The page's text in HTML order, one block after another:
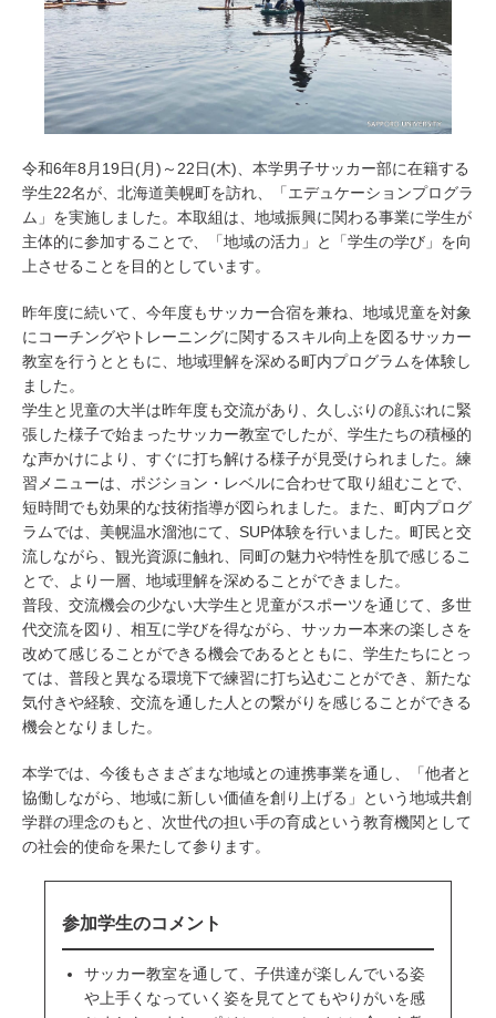
令和6年8月19日(月)～22日(木)、本学男子サッカー部に在籍する
学生22名が、北海道美幌町を訪れ、「エデュケーションプログラ
ム」を実施しました。本取組は、地域振興に関わる事業に学生が
主体的に参加することで、「地域の活力」と「学生の学び」を向
上させることを目的としています。
昨年度に続いて、今年度もサッカー合宿を兼ね、地域児童を対象
にコーチングやトレーニングに関するスキル向上を図るサッカー
教室を行うとともに、地域理解を深める町内プログラムを体験し
ました。
学生と児童の大半は昨年度も交流があり、久しぶりの顔ぶれに緊
張した様子で始まったサッカー教室でしたが、学生たちの積極的
な声かけにより、すぐに打ち解ける様子が見受けられました。練
習メニューは、ポジション・レベルに合わせて取り組むことで、
短時間でも効果的な技術指導が図られました。また、町内プログ
ラムでは、美幌温水溜池にて、SUP体験を行いました。町民と交
流しながら、観光資源に触れ、同町の魅力や特性を肌で感じるこ
とで、より一層、地域理解を深めることができました。
普段、交流機会の少ない大学生と児童がスポーツを通じて、多世
代交流を図り、相互に学びを得ながら、サッカー本来の楽しさを
改めて感じることができる機会であるとともに、学生たちにとっ
ては、普段と異なる環境下で練習に打ち込むことができ、新たな
気付きや経験、交流を通した人との繋がりを感じることができる
機会となりました。
本学では、今後もさまざまな地域との連携事業を通し、「他者と
協働しながら、地域に新しい価値を創り上げる」という地域共創
学群の理念のもと、次世代の担い手の育成という教育機関として
の社会的使命を果たして参ります。
参加学生のコメント
サッカー教室を通して、子供達が楽しんでいる姿
や上手くなっていく姿を見てとてもやりがいを感